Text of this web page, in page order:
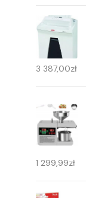
3 387,00zł
1 299,99zł